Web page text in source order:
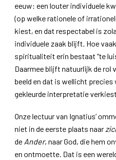
eeuw: een louter individuele
(op welke rationele of
kiest, en dat respectabel is
individuele zaak blijft. Hoe
spiritualiteit erin bestaat “te
Daarmee blijft natuurlijk de rol
beeld en dat is wellicht
gekleurde interpretatie verkiest.
Onze lectuur van Ignatius’
niet in de eerste plaats naar
de Ander, naar God, die hem
en ontmoette. Dat is een